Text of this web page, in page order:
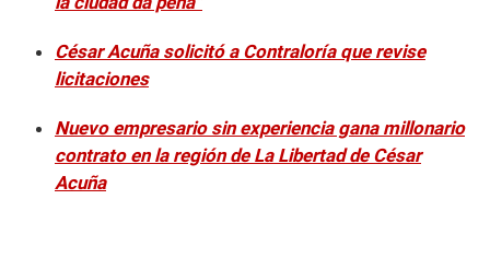
César Acuña solicitó a Contraloría que revise
licitaciones
Nuevo empresario sin experiencia gana millonario
contrato en la región de La Libertad de César
Acuña